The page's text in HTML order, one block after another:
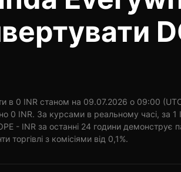
в 0 INR станом на 09.07.2026 о 09:00
0 INR. За курсами в реальному часі, за
- INR за останні 24 години демонструє
торгівлі з комісіями від 0,1%.